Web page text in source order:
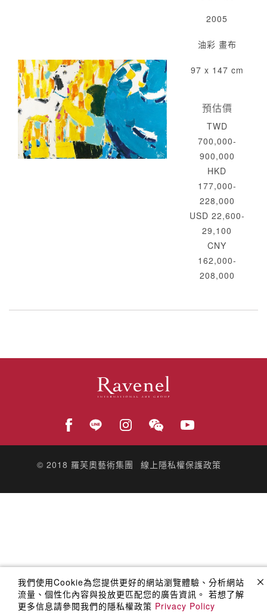
2005
油彩 畫布
97 x 147 cm
預估價
TWD
700,000-
900,000
HKD
177,000-
228,000
USD 22,600-
29,100
CNY
162,000-
208,000
© 2018 羅芙奧藝術集團 線上隱私權保護政策
我們使用Cookie為您提供更好的網站瀏覽體驗、分析網站
流量、個性化內容與投放更匹配您的廣告資訊。 若想了解
更多信息請參閱我們的隱私權政策 Privacy Policy